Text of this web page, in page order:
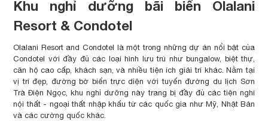
Khu nghỉ dưỡng bãi biển Olalani
Resort & Condotel
Olalani Resort and Condotel là một trong những dự án nổi bật của
Condotel với đầy đủ các loại hình lưu trú như bungalow, biệt thự,
căn hộ cao cấp, khách sạn, và nhiều tiện ích giải trí khác. Nằm tại
vị trí đẹp, đường bờ biển trực diện với tuyến đường du lịch Sơn
Trà Điện Ngọc, khu nghỉ dưỡng này trang bị đầy đủ các tiện nghi
nội thất - ngoại thất nhập khẩu từ các quốc gia như Mỹ, Nhật Bản
và các cường quốc khác.